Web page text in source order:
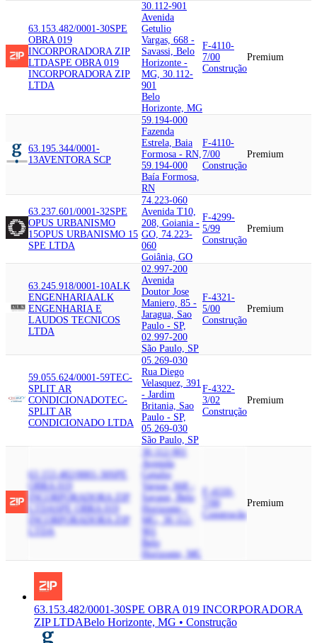
63.153.482/0001-30SPE
OBRA 019
INCORPORADORA ZIP
LTDASPE OBRA 019
INCORPORADORA ZIP
LTDA
30.112-901
Avenida
Getulio
Vargas, 668 -
Savassi, Belo
Horizonte -
MG, 30.112-
901
Belo
Horizonte, MG
F-4110-
7/00
Construção
Premium
63.195.344/0001-
13AVENTORA SCP
59.194-000
Fazenda
Estrela, Baia
Formosa - RN,
59.194-000
Baía Formosa,
RN
F-4110-
7/00
Construção
Premium
63.237.601/0001-32SPE
OPUS URBANISMO
15OPUS URBANISMO 15
SPE LTDA
74.223-060
Avenida T10,
208, Goiania -
GO, 74.223-
060
Goiânia, GO
F-4299-
5/99
Construção
Premium
63.245.918/0001-10ALK
ENGENHARIAALK
ENGENHARIA E
LAUDOS TECNICOS
LTDA
02.997-200
Avenida
Doutor Jose
Maniero, 85 -
Jaragua, Sao
Paulo - SP,
02.997-200
São Paulo, SP
F-4321-
5/00
Construção
Premium
59.055.624/0001-59TEC-
SPLIT AR
CONDICIONADOTEC-
SPLIT AR
CONDICIONADO LTDA
05.269-030
Rua Diego
Velasquez, 391
- Jardim
Britania, Sao
Paulo - SP,
05.269-030
São Paulo, SP
F-4322-
3/02
Construção
Premium
63.153.482/0001-30SPE
OBRA 019
INCORPORADORA ZIP
LTDA SPE OBRA 019
INCORPORADORA ZIP
30.112-901
Avenida
Getulio
Vargas, 668 -
Savassi, Belo
Horizonte -
MG, 30.112-
Belo
Horizonte, MG
F-4110-
7/00
Construção
Premium
63.153.482/0001-30SPE OBRA 019 INCORPORADORA
ZIP LTDABelo Horizonte, MG • Construção